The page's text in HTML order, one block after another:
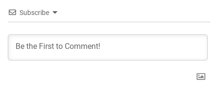
Subscribe